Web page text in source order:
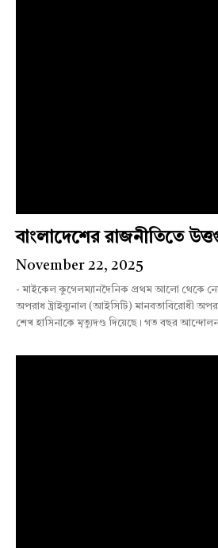
বাংলাদেশের রাজনীতিতে
November 22, 2025
- মাইকেল কুগেলম্যানদৈনিক প্রথম আলো থেকে নেয়া বাংলাদেশের
অপরাধ ট্রাইব্যুনাল (আইসিটি) মানবতাবিরোধী
শেখ হাসিনাকে মৃত্যুদণ্ড দিয়েছে। গত বছর